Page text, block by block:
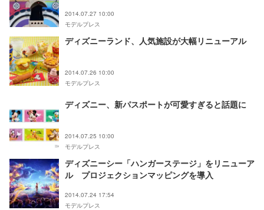
2014.07.27 10:00
モデルプレス
ディズニーランド、人気施設が大幅リニューアル
2014.07.26 10:00
モデルプレス
ディズニー、新パスポートが可愛すぎると話題に
2014.07.25 10:00
モデルプレス
ディズニーシー「ハンガーステージ」をリニューア
ル プロジェクションマッピングを導入
2014.07.24 17:54
モデルプレス